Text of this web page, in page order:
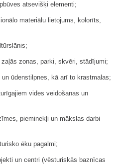
atsevišķi elementi;
materiālu lietojums, kolorīts,
zonas, parki, skvēri, stādījumi;
ūdenstilpnes, kā arī to krastmalas;
vides veidošanas un
pieminekļi un mākslas darbi
ēku pagalmi;
un centri (vēsturiskās baznīcas